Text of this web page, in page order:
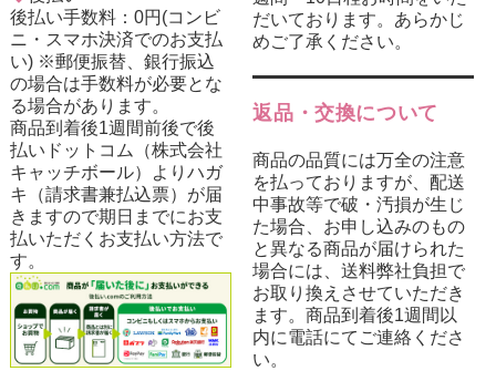
後払い手数料：0円(コンビ
ニ・スマホ決済でのお支払
い) ※郵便振替、銀行振込
の場合は手数料が必要とな
る場合があります。
商品到着後1週間前後で後
払いドットコム（株式会社
キャッチボール）よりハガ
キ（請求書兼払込票）が届
きますので期日までにお支
払いただくお支払い方法で
す。
だいております。あらかじ
めご了承ください。
返品・交換について
商品の品質には万全の注意
を払っておりますが、配送
中事故等で破・汚損が生じ
た場合、お申し込みのもの
と異なる商品が届けられた
場合には、送料弊社負担で
お取り換えさせていただき
ます。商品到着後1週間以
内に電話にてご連絡くださ
い。